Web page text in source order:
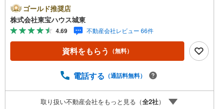
カレンダーの作成▽ご購入後もお客様の人生のパートナー
として暮らしの「安心」を守り続けます。【Yahoo！ 不動
産キャンペーン対象店舗】当店で物件を成約するとPayPay
ボーナスライトがもらえる「Yahoo！ 不動産 物件ご成約キ
ャンペーン」の対象になります。「資料をもらう」「見学
予約をする」ボタンからお問い合わせください。※必ずYah
スライトは出金と譲渡はできません。ご案内・詳細な資料
時受け付けております！■頭金0円からのご購入可能です■
（諸費用もOK）お気軽にお問い合わせください。
ゴールド推奨店
株式会社東宝ハウス城東
4.69 不動産会社レビュー 66件
資料をもらう （無料）
電話する （通話料無料）
取り扱い不動産会社をもっと見る（全2社）